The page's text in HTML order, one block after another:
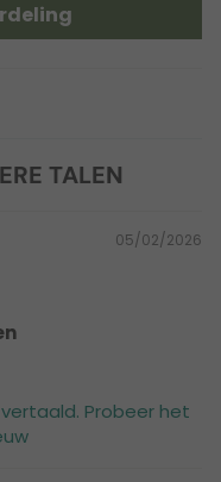
TALEN
05/02/2026
Probeer het